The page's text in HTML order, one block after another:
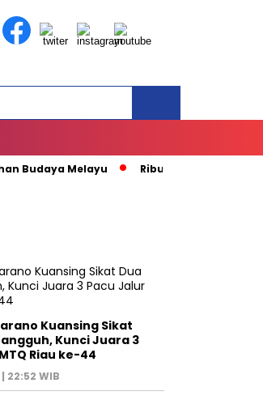
Melayu Ribuan Warga Padati
Kuansing Sikat
Kunci Juara 3
Riau ke-44
22:52 WIB